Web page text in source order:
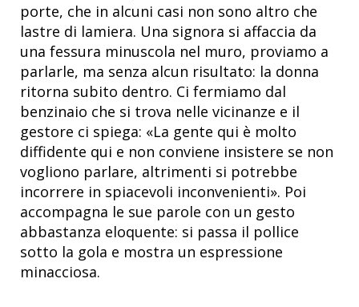
porte, che in alcuni casi non sono altro che
lastre di lamiera. Una signora si affaccia da
una fessura minuscola nel muro, proviamo a
parlarle, ma senza alcun risultato: la donna
ritorna subito dentro. Ci fermiamo dal
benzinaio che si trova nelle vicinanze e il
gestore ci spiega: «La gente qui è molto
diffidente qui e non conviene insistere se non
vogliono parlare, altrimenti si potrebbe
incorrere in spiacevoli inconvenienti». Poi
accompagna le sue parole con un gesto
abbastanza eloquente: si passa il pollice
sotto la gola e mostra un espressione
minacciosa.